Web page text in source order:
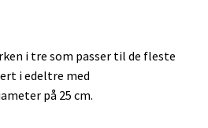
i tre som passer til de fleste
i edeltre med
på 25 cm.